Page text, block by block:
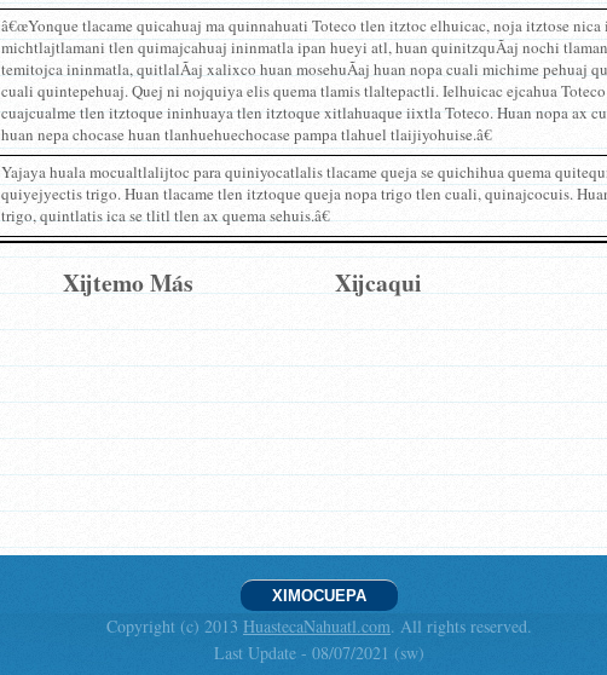
â€œYonque tlacame quicahuaj ma quinnahuati Toteco tlen itztoc elhuicac, noja itztose
michtlajtlamani tlen quimajcahuaj ininmatla ipan hueyi atl, huan quinitzquÃ­aj nochi
temitojca ininmatla, quitlalÃ­aj xalixco huan mosehuÃ­aj huan nopa cuali michime pehuaj
cuali quintepehuaj. Quej ni nojquiya elis quema tlamis tlaltepactli. Ielhuicac ejcahua
cuajcualme tlen itztoque ininhuaya tlen itztoque xitlahuaque iixtla Toteco. Huan nopa ax
huan nepa chocase huan tlanhuehuechocase pampa tlahuel tlaijiyohuise.â€
Yajaya huala mocualtlalijtoc para quiniyocatlalis tlacame queja se quichihua quema
quiyejyectis trigo. Huan tlacame tlen itztoque queja nopa trigo tlen cuali, quinajcocuis.
trigo, quintlatis ica se tlitl tlen ax quema sehuis.â€
Xijtemo Más Xijcaqui
XIMOCUEPA
Copyright (c) 2013 HuastecaNahuatl.com. All rights reserved.
Last Update - 08/07/2021 (sw)